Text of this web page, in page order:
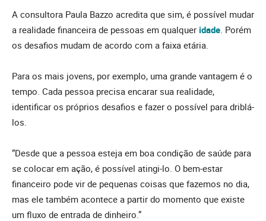
A consultora Paula Bazzo acredita que sim, é possível mudar
a realidade financeira de pessoas em qualquer idade . Porém
os desafios mudam de acordo com a faixa etária.
Para os mais jovens, por exemplo, uma grande vantagem é o
tempo. Cada pessoa precisa encarar sua realidade,
identificar os próprios desafios e fazer o possível para driblá-
los.
“Desde que a pessoa esteja em boa condição de saúde para
se colocar em ação, é possível atingi-lo. O bem-estar
financeiro pode vir de pequenas coisas que fazemos no dia,
mas ele também acontece a partir do momento que existe
um fluxo de entrada de dinheiro.”